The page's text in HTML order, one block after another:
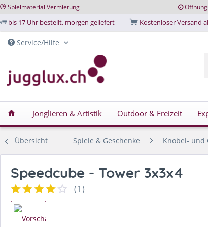
Spielmaterial Vermietung
bis 17 Uhr bestellt, morgen geliefert Kostenloser Versand
Service/Hilfe
Jonglieren & Artistik Outdoor & Freizeit
Übersicht Spiele & Geschenke Knobel- und
Speedcube - Tower 3x3x4
(1)